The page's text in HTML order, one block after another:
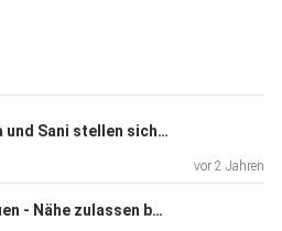
Q&A-Special - Pia und Sani stellen sich euren Fragen
vor 2 Jahren
Vertrauen aufbauen - Nähe zulassen bei "Die Bachelors“